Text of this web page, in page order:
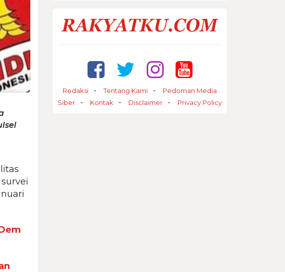
Redaksi Tentang Kami
Pedoman Media
Siber
Kontak Disclaimer Privacy Policy